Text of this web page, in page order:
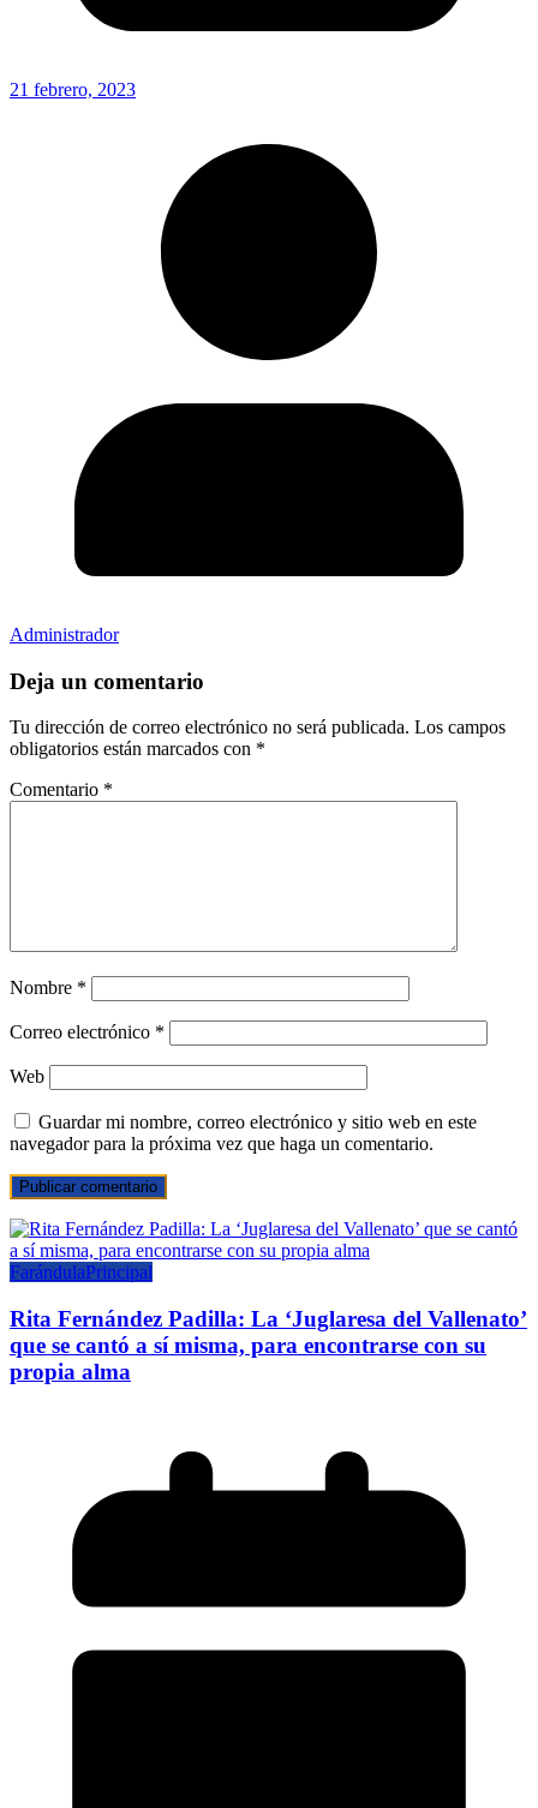
21 febrero, 2023
Administrador
Deja un comentario
Tu dirección de correo electrónico no será publicada. Los campos
obligatorios están marcados con *
Comentario *
Nombre *
Correo electrónico *
Web
Guardar mi nombre, correo electrónico y sitio web en este
navegador para la próxima vez que haga un comentario.
FarándulaPrincipal
Rita Fernández Padilla: La ‘Juglaresa del Vallenato’
que se cantó a sí misma, para encontrarse con su
propia alma